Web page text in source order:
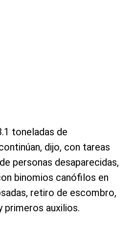
toneladas de
dijo, con tareas
personas desaparecidas,
binomios canófilos en
retiro de escombro,
primeros auxilios.